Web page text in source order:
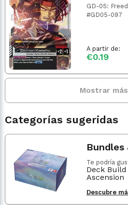
GD-05:
#GD05-097
A partir de:
€0.19
Mostrar más
Categorías sugeridas
Bundles
Te podría
Deck
Ascension
Descubre